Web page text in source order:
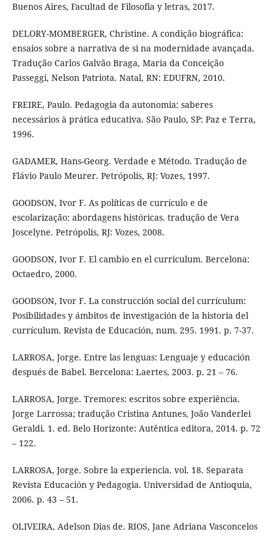
Buenos Aires, Facultad de Filosofia y letras, 2017.
DELORY-MOMBERGER, Christine. A condição biográfica:
ensaios sobre a narrativa de si na modernidade avançada.
Tradução Carlos Galvão Braga, Maria da Conceição
Passeggi, Nelson Patriota. Natal, RN: EDUFRN, 2010.
FREIRE, Paulo. Pedagogia da autonomia: saberes
necessários à prática educativa. São Paulo, SP: Paz e Terra,
1996.
GADAMER, Hans-Georg. Verdade e Método. Tradução de
Flávio Paulo Meurer. Petrópolis, RJ: Vozes, 1997.
GOODSON, Ivor F. As políticas de currículo e de
escolarização: abordagens históricas. tradução de Vera
Joscelyne. Petrópolis, RJ: Vozes, 2008.
GOODSON, Ivor F. El cambio en el curriculum. Bercelona:
Octaedro, 2000.
GOODSON, Ivor F. La construcción social del currículum:
Posibilidades y ámbitos de investigación de la historia del
currículum. Revista de Educación, num. 295. 1991. p. 7-37.
LARROSA, Jorge. Entre las lenguas: Lenguaje y educación
después de Babel. Bercelona: Laertes, 2003. p. 21 – 76.
LARROSA, Jorge. Tremores: escritos sobre experiência.
Jorge Larrossa; tradução Cristina Antunes, João Vanderlei
Geraldi. 1. ed. Belo Horizonte: Autêntica editora, 2014. p. 72
– 122.
LARROSA, Jorge. Sobre la experiencia. vol. 18. Separata
Revista Educación y Pedagogia. Universidad de Antioquia,
2006. p. 43 – 51.
OLIVEIRA, Adelson Dias de. RIOS, Jane Adriana Vasconcelos